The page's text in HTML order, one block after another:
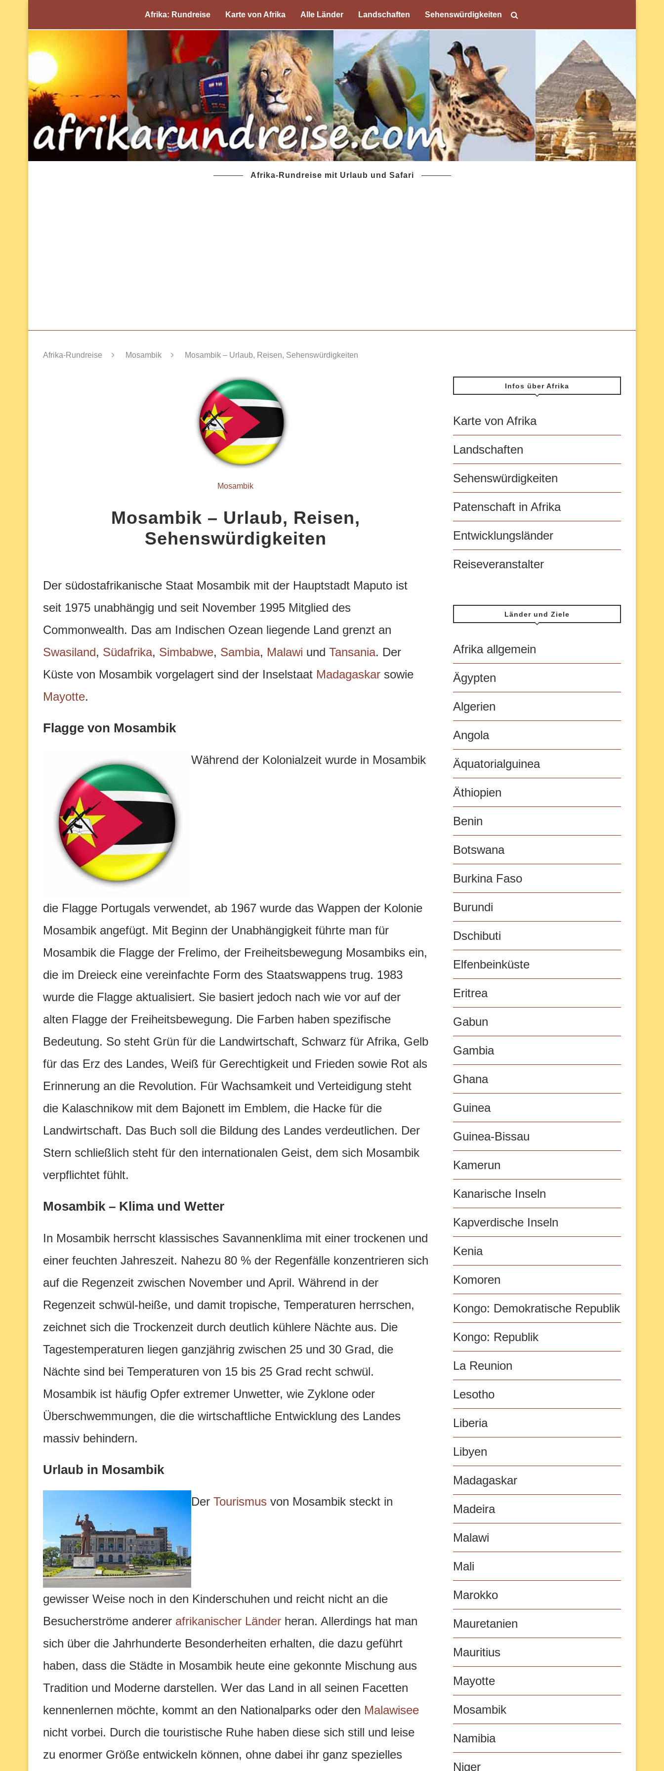
Afrika: Rundreise Karte von Afrika Alle Länder Landschaften Sehenswürdigkeiten
Afrika-Rundreise mit Urlaub und Safari
Afrika-Rundreise Mosambik Mosambik – Urlaub, Reisen, Sehenswürdigkeiten
Mosambik
Mosambik – Urlaub, Reisen,
Sehenswürdigkeiten
Der südostafrikanische Staat Mosambik mit der Hauptstadt Maputo ist
seit 1975 unabhängig und seit November 1995 Mitglied des
Commonwealth. Das am Indischen Ozean liegende Land grenzt an
Swasiland, Südafrika, Simbabwe, Sambia, Malawi und Tansania. Der
Küste von Mosambik vorgelagert sind der Inselstaat Madagaskar sowie
Mayotte.
Flagge von Mosambik
Während der Kolonialzeit wurde in Mosambik
die Flagge Portugals verwendet, ab 1967 wurde das Wappen der Kolonie
Mosambik angefügt. Mit Beginn der Unabhängigkeit führte man für
Mosambik die Flagge der Frelimo, der Freiheitsbewegung Mosambiks ein,
die im Dreieck eine vereinfachte Form des Staatswappens trug. 1983
wurde die Flagge aktualisiert. Sie basiert jedoch nach wie vor auf der
alten Flagge der Freiheitsbewegung. Die Farben haben spezifische
Bedeutung. So steht Grün für die Landwirtschaft, Schwarz für Afrika, Gelb
für das Erz des Landes, Weiß für Gerechtigkeit und Frieden sowie Rot als
Erinnerung an die Revolution. Für Wachsamkeit und Verteidigung steht
die Kalaschnikow mit dem Bajonett im Emblem, die Hacke für die
Landwirtschaft. Das Buch soll die Bildung des Landes verdeutlichen. Der
Stern schließlich steht für den internationalen Geist, dem sich Mosambik
verpflichtet fühlt.
Mosambik – Klima und Wetter
In Mosambik herrscht klassisches Savannenklima mit einer trockenen und
einer feuchten Jahreszeit. Nahezu 80 % der Regenfälle konzentrieren sich
auf die Regenzeit zwischen November und April. Während in der
Regenzeit schwül-heiße, und damit tropische, Temperaturen herrschen,
zeichnet sich die Trockenzeit durch deutlich kühlere Nächte aus. Die
Tagestemperaturen liegen ganzjährig zwischen 25 und 30 Grad, die
Nächte sind bei Temperaturen von 15 bis 25 Grad recht schwül.
Mosambik ist häufig Opfer extremer Unwetter, wie Zyklone oder
Überschwemmungen, die die wirtschaftliche Entwicklung des Landes
massiv behindern.
Urlaub in Mosambik
Der Tourismus von Mosambik steckt in
gewisser Weise noch in den Kinderschuhen und reicht nicht an die
Besucherströme anderer afrikanischer Länder heran. Allerdings hat man
sich über die Jahrhunderte Besonderheiten erhalten, die dazu geführt
haben, dass die Städte in Mosambik heute eine gekonnte Mischung aus
Tradition und Moderne darstellen. Wer das Land in all seinen Facetten
kennenlernen möchte, kommt an den Nationalparks oder den Malawisee
nicht vorbei. Durch die touristische Ruhe haben diese sich still und leise
zu enormer Größe entwickeln können, ohne dabei ihr ganz spezielles
Infos über Afrika
Karte von Afrika
Landschaften
Sehenswürdigkeiten
Patenschaft in Afrika
Entwicklungsländer
Reiseveranstalter
Länder und Ziele
Afrika allgemein
Ägypten
Algerien
Angola
Äquatorialguinea
Äthiopien
Benin
Botswana
Burkina Faso
Burundi
Dschibuti
Elfenbeinküste
Eritrea
Gabun
Gambia
Ghana
Guinea
Guinea-Bissau
Kamerun
Kanarische Inseln
Kapverdische Inseln
Kenia
Komoren
Kongo: Demokratische Republik
Kongo: Republik
La Reunion
Lesotho
Liberia
Libyen
Madagaskar
Madeira
Malawi
Mali
Marokko
Mauretanien
Mauritius
Mayotte
Mosambik
Namibia
Niger